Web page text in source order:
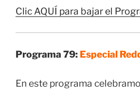
Clic AQUÍ para bajar el
Programa 79: Especial
En este programa